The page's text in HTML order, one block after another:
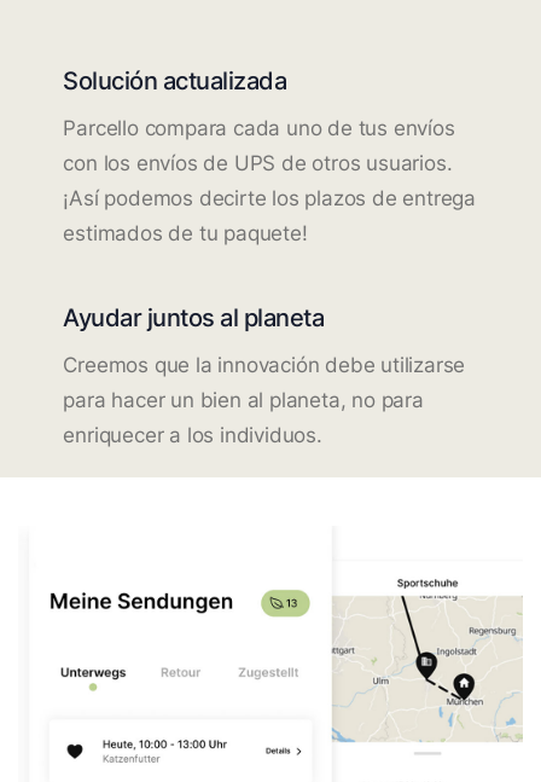
Solución actualizada
Parcello compara cada uno de tus envíos
con los envíos de UPS de otros usuarios.
¡Así podemos decirte los plazos de entrega
estimados de tu paquete!
Ayudar juntos al planeta
Creemos que la innovación debe utilizarse
para hacer un bien al planeta, no para
enriquecer a los individuos.